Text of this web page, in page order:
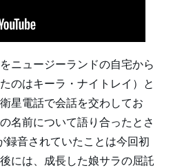
ニュージーランドの自宅から
のはキーラ・ナイトレイ）と
星電話で会話を交わしてお
名前について語り合ったとさ
録音されていたことは今回初
には、成長した娘サラの屈託